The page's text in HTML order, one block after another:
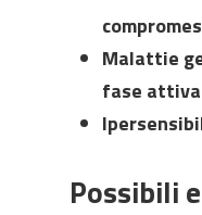
Malattie
fase attiva
Possibili